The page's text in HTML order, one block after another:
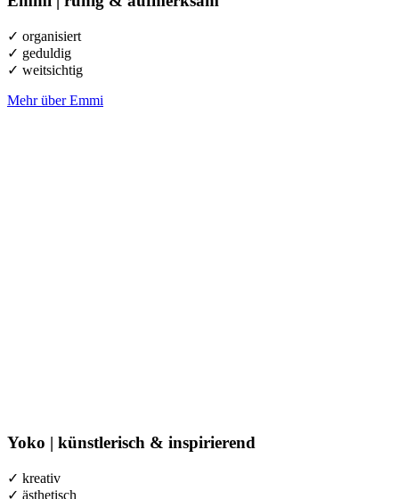
✓ organisiert
✓ geduldig
✓ weitsichtig
Mehr über Emmi
Yoko | künstlerisch & inspirierend
✓ kreativ
✓ ästhetisch